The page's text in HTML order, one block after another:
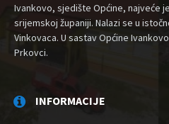
Ivankovo, sjedište Općine, najveće
srijemskoj županiji. Nalazi se u
Vinkovaca. U sastav Općine
Prkovci.
INFORMACIJE